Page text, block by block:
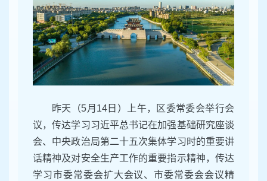
昨天（5月 14日）上午，区委常委会举行会
议，传达学习习近平总书记在加强基础研究座谈
会、中央政治局第二十五次集体学习时的重要讲
话精神及对安全生产工作的重要指示精神，传达
学习市委常委会扩大会议、市委常委会会议精